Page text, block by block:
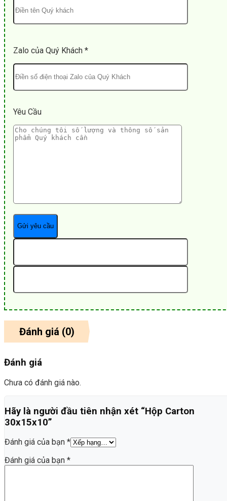
Zalo của Quý Khách *
Yêu Cầu
Đánh giá (0)
Đánh giá
Chưa có đánh giá nào.
Hãy là người đầu tiên nhận xét “Hộp Carton
30x15x10”
Đánh giá của bạn *
Đánh giá của bạn *